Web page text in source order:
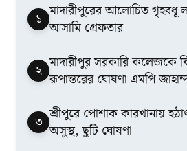
১ মাদারীপুরের আলোচিত গৃহবধূ
আসামি গ্রেফতার
২ মাদারীপুর সরকারি কলেজকে
রূপান্তরের ঘোষণা এমপি
৩ শ্রীপুরে পোশাক কারখানায়
অসুস্থ, ছুটি ঘোষণা